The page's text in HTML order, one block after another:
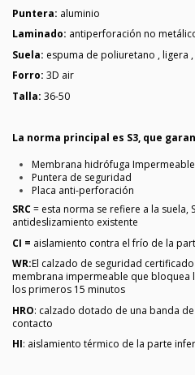
Puntera: aluminio
Laminado: antiperforación no
Suela: espuma de poliuretano , ligera
Forro: 3D air
Talla: 36-50
La norma principal es S3, que
Membrana hidrófuga
Puntera de seguridad
Placa anti-perforación
SRC= esta norma se refiere a la suela,
antideslizamiento existente
CI = aislamiento contra el frío de la
WR:El calzado de seguridad
membrana impermeable que bloquea
los primeros 15 minutos
HRO: calzado dotado de una banda
contacto
HI: aislamiento térmico de la parte